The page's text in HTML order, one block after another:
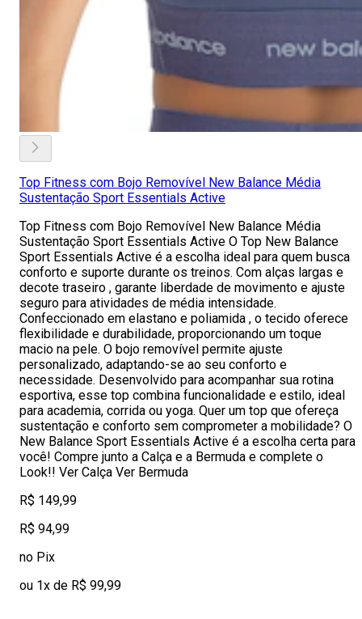
Top Fitness com Bojo Removível New Balance Média
Sustentação Sport Essentials Active
Top Fitness com Bojo Removível New Balance Média
Sustentação Sport Essentials Active O Top New Balance
Sport Essentials Active é a escolha ideal para quem busca
conforto e suporte durante os treinos. Com alças largas e
decote traseiro , garante liberdade de movimento e ajuste
seguro para atividades de média intensidade.
Confeccionado em elastano e poliamida , o tecido oferece
flexibilidade e durabilidade, proporcionando um toque
macio na pele. O bojo removível permite ajuste
personalizado, adaptando-se ao seu conforto e
necessidade. Desenvolvido para acompanhar sua rotina
esportiva, esse top combina funcionalidade e estilo, ideal
para academia, corrida ou yoga. Quer um top que ofereça
sustentação e conforto sem comprometer a mobilidade? O
New Balance Sport Essentials Active é a escolha certa para
você! Compre junto a Calça e a Bermuda e complete o
Look!! Ver Calça Ver Bermuda
R$ 149,99
R$ 94,99
no Pix
ou 1x de R$ 99,99